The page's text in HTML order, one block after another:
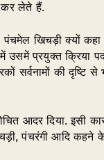
कर लेते हैं.
खिचड़ी क्यों कहा
उसमें प्रयुक्त क्रिया
सर्वनामों की दृष्टि से
आदर दिया. इसी
पंचरंगी आदि कहने